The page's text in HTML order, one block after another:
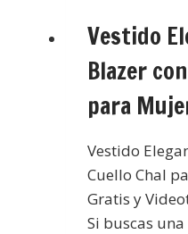
Vestido
Blazer
para
Vestido
Cuello Chal
Gratis y
Si buscas